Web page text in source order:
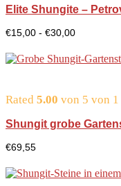
Elite Shungite –
€15,00 - €30,00
€
bis
Rated 5.00 von 5 von 1
Shungit grobe
€69,55